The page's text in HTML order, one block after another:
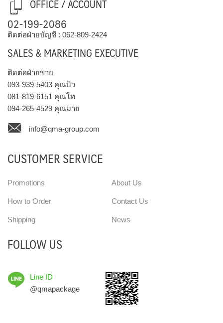
OFFICE / ACCOUNT
02-199-2086
ติดต่อฝ่ายบัญชี : 062-809-2424
SALES & MARKETING EXECUTIVE
ติดต่อฝ่ายขาย
093-939-5403 คุณบิว
081-819-6151 คุณโท
094-265-4529 คุณมาย
info@qma-group.com
CUSTOMER SERVICE
Promotions
How to Order
Shipping
About Us
Contact Us
News
FOLLOW US
Line ID
@qmapackage